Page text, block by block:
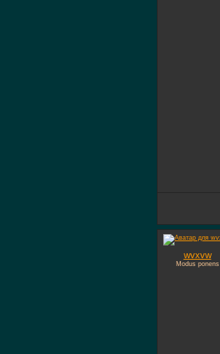
wvxvw
Modus ponens